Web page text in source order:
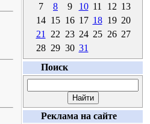
7
8 9 10 11 12 13
14 15 16 17 18 19 20
21
22 23 24 25 26 27
28 29 30 31
Поиск
Реклама на сайте